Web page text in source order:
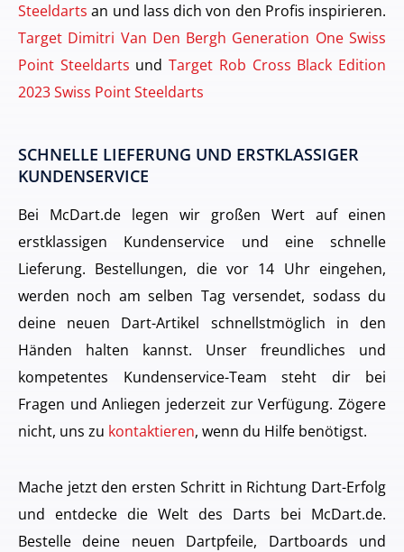
Steeldarts an und lass dich von den Profis inspirieren.
Target Dimitri Van Den Bergh Generation One Swiss
Point Steeldarts undTarget Rob Cross Black Edition
2023 Swiss Point Steeldarts
SCHNELLE LIEFERUNG UND ERSTKLASSIGER
KUNDENSERVICE
Bei McDart.de legen wir großen Wert auf einen
erstklassigen Kundenservice und eine schnelle
Lieferung. Bestellungen, die vor 14 Uhr eingehen,
werden noch am selben Tag versendet, sodass du
deine neuen Dart-Artikel schnellstmöglich in den
Händen halten kannst. Unser freundliches und
kompetentes Kundenservice-Team steht dir bei
Fragen und Anliegen jederzeit zur Verfügung. Zögere
nicht, uns zu kontaktieren, wenn du Hilfe benötigst.
Mache jetzt den ersten Schritt in Richtung Dart-Erfolg
und entdecke die Welt des Darts bei McDart.de.
Bestelle deine neuen Dartpfeile, Dartboards und